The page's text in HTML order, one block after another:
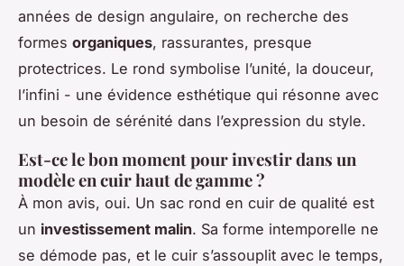
années de design angulaire, on recherche des
formes organiques, rassurantes, presque
protectrices. Le rond symbolise l’unité, la douceur,
l’infini - une évidence esthétique qui résonne avec
un besoin de sérénité dans l’expression du style.
Est-ce le bon moment pour investir dans un
modèle en cuir haut de gamme ?
À mon avis, oui. Un sac rond en cuir de qualité est
un investissement malin. Sa forme intemporelle ne
se démode pas, et le cuir s’assouplit avec le temps,